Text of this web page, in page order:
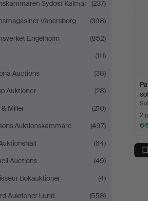
Sydost Kalmar (237)
Vänersborg
(398)
Engelholm
(852)
(111)
Auctions
(38)
Auktioner
(28)
& Miller
(210)
Auktionskammare
(497)
(64)
Auctions
(49)
Bokauktioner
(4)
Auktioner Lund
(558)
2